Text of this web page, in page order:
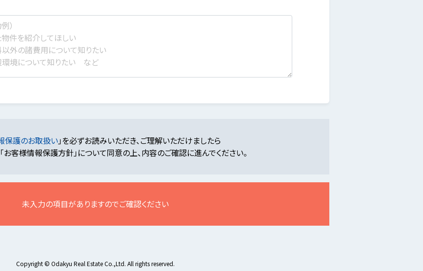
保護のお取扱い」を必ずお読みいただき、ご理解いただけましたら
お客様情報保護方針」について同意の上、内容のご確認に進んでください。
未入力の項目がありますのでご確認ください
Copyright © Odakyu Real Estate Co.,Ltd. All rights reserved.